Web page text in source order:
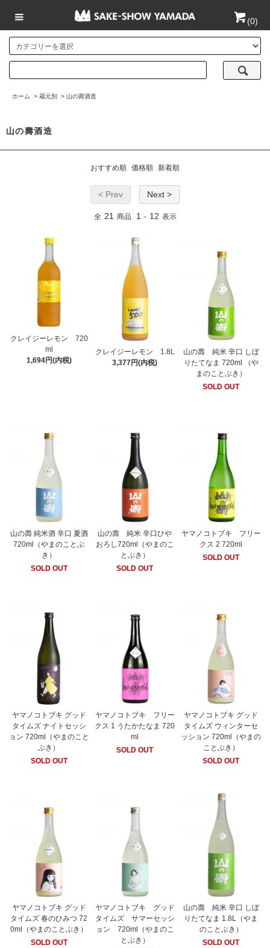
(0)
ホーム > 蔵元別 > 山の壽酒造
山の壽酒造
おすすめ順 価格順 新着順
< Prev Next >
全 21 商品 1 - 12 表示
クレイジーレモン 720
ml
1,694円(内税)
クレイジーレモン 1.8L
3,377円(内税)
山の壽 純米 辛口 しぼ
りたてなま 720ml （や
まのことぶき）
SOLD OUT
山の壽 純米酒 辛口 夏酒
720ml（やまのことぶ
き）
SOLD OUT
山の壽 純米 辛口ひや
おろし720ml（やまのこ
とぶき）
SOLD OUT
ヤマノコトブキ フリー
クス 2 720ml
SOLD OUT
ヤマノコトブキ グッド
タイムズ ナイトセッシ
ョン 720ml（やまのこと
ぶき）
SOLD OUT
ヤマノコトブキ フリー
クス 1 うたかたなま 720
ml
SOLD OUT
ヤマノコトブキ グッド
タイムズ ウィンターセ
ッション 720ml（やまの
ことぶき）
SOLD OUT
ヤマノコトブキ グッド
タイムズ 春のひみつ 72
0ml（やまのことぶき）
SOLD OUT
ヤマノコトブキ グッド
タイムズ サマーセッシ
ョン 720ml（やまのこ
とぶき）
山の壽 純米 辛口 しぼ
りたてなま 1.8L（やま
のことぶき）
SOLD OUT